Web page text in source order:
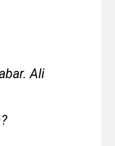
Ali